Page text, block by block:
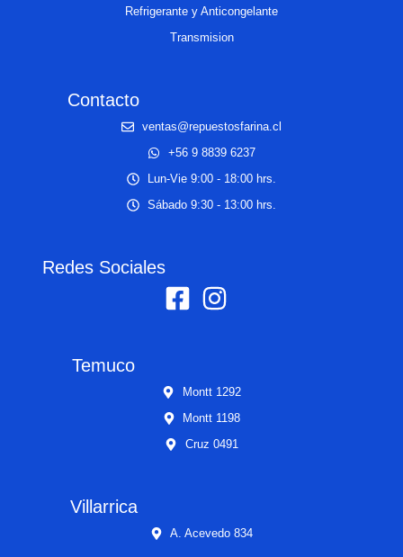
Refrigerante y Anticongelante
Transmision
Contacto
ventas@repuestosfarina.cl
+56 9 8839 6237
Lun-Vie 9:00 - 18:00 hrs.
Sábado 9:30 - 13:00 hrs.
Redes Sociales
Temuco
Montt 1292
Montt 1198
Cruz 0491
Villarrica
A. Acevedo 834